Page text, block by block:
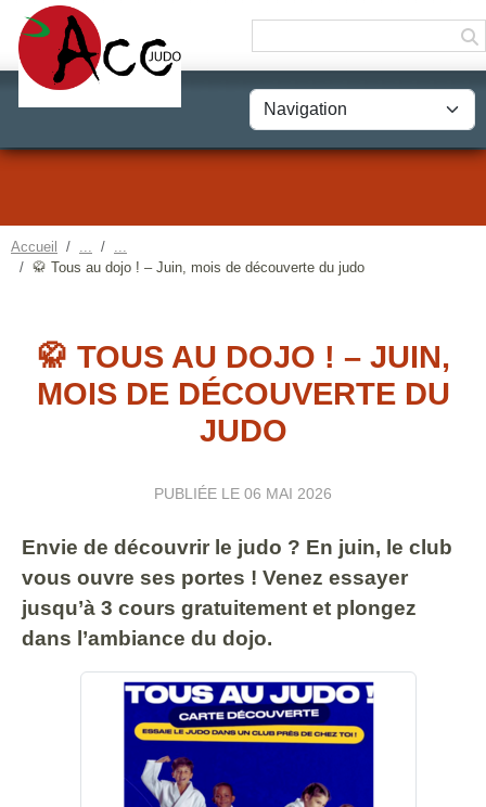
Accueil
🥋 Tous au dojo ! – Juin, mois de découverte du judo
🥋 TOUS AU DOJO ! – JUIN,
MOIS DE DÉCOUVERTE DU
JUDO
PUBLIÉE LE 06 MAI 2026
Envie de découvrir le judo ? En juin, le club
vous ouvre ses portes ! Venez essayer
jusqu’à 3 cours gratuitement et plongez
dans l’ambiance du dojo.
Panneau de gestion des cookies